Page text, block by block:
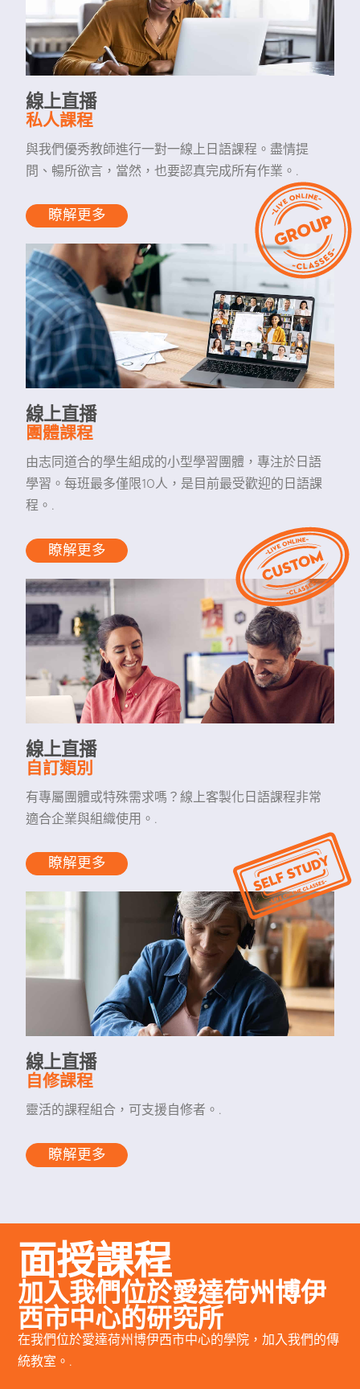
線上直播
私人課程
與我們優秀教師進行一對一線上日語課程。盡情提
問、暢所欲言，當然，也要認真完成所有作業。.
瞭解更多
線上直播
團體課程
由志同道合的學生組成的小型學習團體，專注於日語
學習。每班最多僅限10人，是目前最受歡迎的日語課
程。.
瞭解更多
線上直播
自訂類別
有專屬團體或特殊需求嗎？線上客製化日語課程非常
適合企業與組織使用。.
瞭解更多
線上直播
自修課程
靈活的課程組合，可支援自修者。.
瞭解更多
面授課程
加入我們位於愛達荷州博伊
西市中心的研究所
在我們位於愛達荷州博伊西市中心的學院，加入我們的傳
統教室。.